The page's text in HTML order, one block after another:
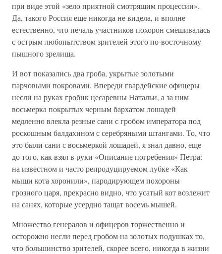
при виде этой «зело приятной смотрящим процессии».
Да, такого Россия еще никогда не видела, и вполне
естественно, что печаль участников похорон смешивалась
с острым любопытством зрителей этого по-восточному
пышного зрелища.
И вот показались два гроба, укрытые золотыми
парчовыми покровами. Впереди гвардейские офицеры
несли на руках гробик цесаревны Натальи, а за ним
восьмерка покрытых черным бархатом лошадей
медленно влекла резные сани с гробом императора под
роскошным балдахином с серебряными штангами. То, что
это были сани с восьмеркой лошадей, я знал давно, еще
до того, как взял в руки «Описание погребения» Петра:
на известном и часто репродуцируемом лубке «Как
мыши кота хоронили», пародирующем похороны
грозного царя, прекрасно видно, что усатый кот возлежит
на санях, которые усердно тащат восемь мышей.
Множество генералов и офицеров торжественно и
осторожно несли перед гробом на золотых подушках то,
что большинство зрителей, скорее всего, никогда в жизни